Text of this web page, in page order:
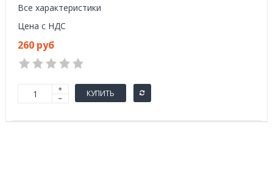
Все характеристики
Цена с НДС
260 руб
КУПИТЬ